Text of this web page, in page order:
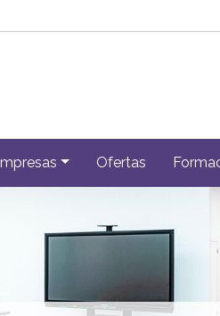
Ofertas